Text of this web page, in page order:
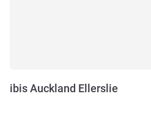
ibis Auckland Ellerslie